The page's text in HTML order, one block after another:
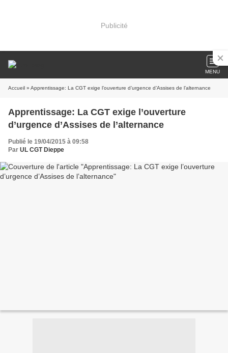
Publicité
MENU
Accueil » Apprentissage: La CGT exige l’ouverture d’urgence d’Assises de l’alternance
Apprentissage: La CGT exige l’ouverture
d’urgence d’Assises de l’alternance
Publié le 19/04/2015 à 09:58
Par UL CGT Dieppe